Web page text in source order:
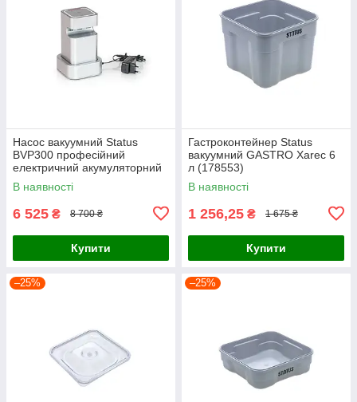
Насос вакуумний Status
BVP300 професійний
електричний акумуляторний
(159400)
В наявності
6 525 ₴ 8 700 ₴
Купити
Гастроконтейнер Status
вакуумний GASTRO Xarec 6
л (178553)
В наявності
1 256,25 ₴ 1 675 ₴
Купити
–25% –25%